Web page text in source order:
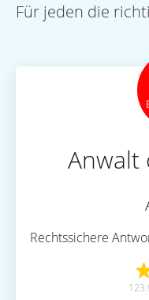
Für jeden die
Anwalt
Rechtssichere